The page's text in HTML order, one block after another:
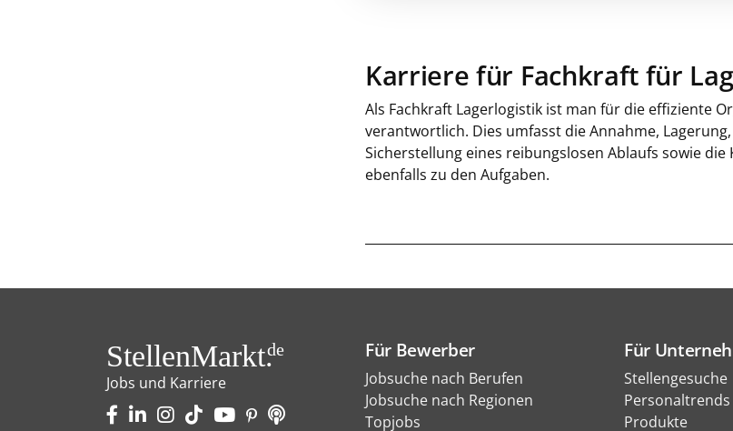
Karriere für Fachkraft für
Als Fachkraft Lagerlogistik ist man für die effiziente
verantwortlich. Dies umfasst die Annahme,
Sicherstellung eines reibungslosen Ablaufs sowie
ebenfalls zu den Aufgaben.
StellenMarkt.de
Jobs und Karriere
Für Bewerber
Jobsuche nach Berufen
Jobsuche nach Regionen
Topjobs
Für
Stellengesuche
Personaltrends
Produkte